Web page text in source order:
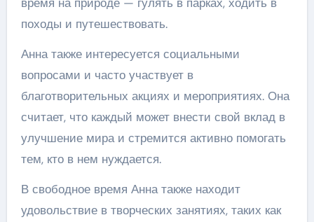
походы и путешествовать.
Анна также интересуется социальными
вопросами и часто участвует в
благотворительных акциях и мероприятиях. Она
считает, что каждый может внести свой вклад в
улучшение мира и стремится активно помогать
тем, кто в нем нуждается.
В свободное время Анна также находит
удовольствие в творческих занятиях, таких как